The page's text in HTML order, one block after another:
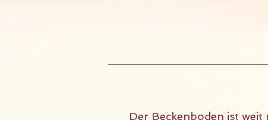
Der Beckenboden ist